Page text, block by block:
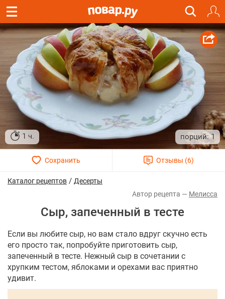
1 ч. 1
Каталог рецептов / Десерты
Мелисса
Сыр, запеченный в тесте
Если вы любите сыр, но вам стало вдруг скучно есть
его просто так, попробуйте приготовить сыр,
запеченный в тесте. Нежный сыр в сочетании с
хрупким тестом, яблоками и орехами вас приятно
удивит.